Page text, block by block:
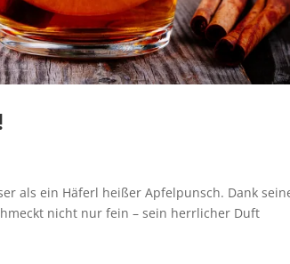
als ein Häferl heißer Apfelpunsch. Dank
nicht nur fein – sein herrlicher Duft